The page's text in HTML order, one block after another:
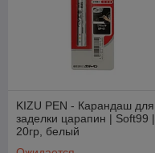
KIZU PEN - Карандаш для
заделки царапин | Soft99 |
20гр, белый